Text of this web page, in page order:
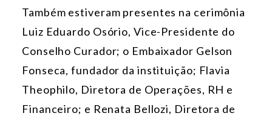
Também estiveram presentes na cerimônia
Luiz Eduardo Osório, Vice-Presidente do
Conselho Curador; o Embaixador Gelson
Fonseca, fundador da instituição; Flavia
Theophilo, Diretora de Operações, RH e
Financeiro; e Renata Bellozi, Diretora de